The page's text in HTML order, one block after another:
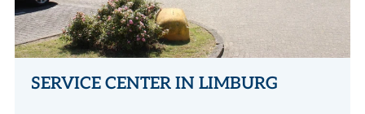
SERVICE CENTER IN LIMBURG